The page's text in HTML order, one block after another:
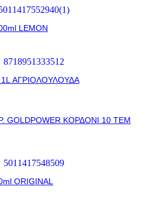
LEMON
ΑΓΡΙΟΛΟΥΛΟΥΔΑ
ΚΟΡΔΟΝΙ 10 ΤΕΜ
ORIGINAL